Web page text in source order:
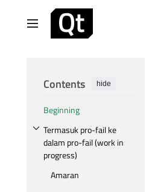
Main menu
Contents hide
Beginning
Termasuk pro-fail ke
dalam pro-fail (work in
progress)
Toggle Termasuk pro-fail ke dalam pro-
Amaran